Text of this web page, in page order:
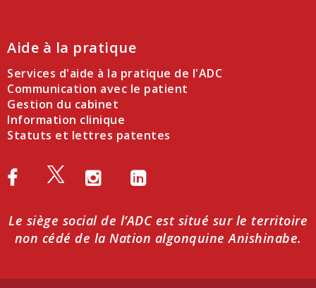
Aide à la pratique
Services d'aide à la pratique de l'ADC
Communication avec le patient
Gestion du cabinet
Information clinique
Statuts et lettres patentes
Le siège social de l’ADC est situé sur le territoire
non cédé de la Nation algonquine Anishinabe.